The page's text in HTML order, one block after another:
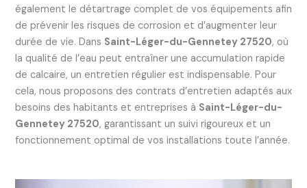
également le détartrage complet de vos équipements afin
de prévenir les risques de corrosion et d’augmenter leur
durée de vie. Dans Saint-Léger-du-Gennetey 27520, où
la qualité de l’eau peut entraîner une accumulation rapide
de calcaire, un entretien régulier est indispensable. Pour
cela, nous proposons des contrats d’entretien adaptés aux
besoins des habitants et entreprises à Saint-Léger-du-
Gennetey 27520, garantissant un suivi rigoureux et un
fonctionnement optimal de vos installations toute l’année.